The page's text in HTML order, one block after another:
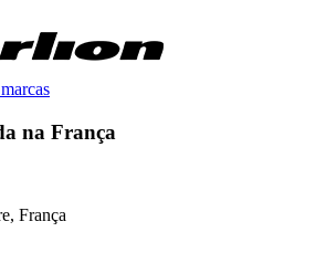
na França
França